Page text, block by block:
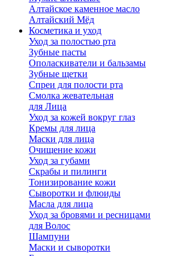
Алтайское каменное масло
Алтайский Мёд
Косметика и уход
Уход за полостью рта
Зубные пасты
Ополаскиватели и бальзамы
Зубные щетки
Спреи для полости рта
Смолка жевательная
для Лица
Уход за кожей вокруг глаз
Кремы для лица
Маски для лица
Очищение кожи
Уход за губами
Скрабы и пилинги
Тонизирование кожи
Сыворотки и флюиды
Масла для лица
Уход за бровями и ресницами
для Волос
Шампуни
Маски и сыворотки